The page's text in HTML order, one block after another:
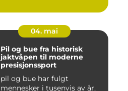
04. mai
Pil og bue fra historisk
jaktvåpen til moderne
presisjonssport
pil og bue har fulgt
mennesker i tusenvis av år,